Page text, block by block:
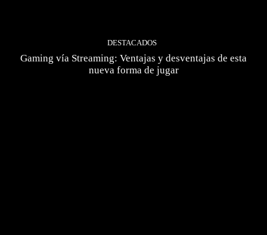
DESTACADOS
Gaming vía Streaming: Ventajas y desventajas de esta
nueva forma de jugar